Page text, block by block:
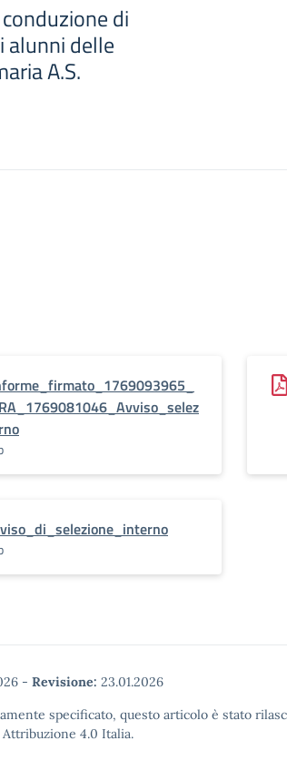
di
delle
A.S.
- Revisione: 23.01.2026
specificato, questo articolo è stato
4.0 Italia.